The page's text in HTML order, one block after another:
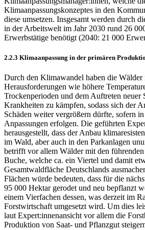
Klimaanpassungskonzeptes in den
diese umsetzen. Insgesamt werden durch
in der Arbeitswelt im Jahr 2030 rund 26
Erwerbstätige benötigt (2040: 21 000
2.2.3 Klimaanpassung in der primären
Durch den Klimawandel haben die Wälder
Herausforderungen wie höhere
Trockenperioden und dem Auftreten neuer
Krankheiten zu kämpfen, sodass sich der
Schäden weiter vergrößern dürfte, sofern
Anpassungen erfolgen. Die geführten
her­ausgestellt, dass der Anbau
im Wald, aber auch in den Parkanlagen
betrifft vor allem Wälder mit den
Buche, welche ca. ein Viertel und damit
Gesamtwaldflä­che Deutschlands
Flächen würde bedeuten, dass für die
95 000 Hektar gerodet und neu bepflanzt
einem Vierfachen dessen, was derzeit im
Forstwirtschaft umgesetzt wird. Um dies
laut Expert:innenansicht vor allem die
Produktion von Saat- und Pflanzgut